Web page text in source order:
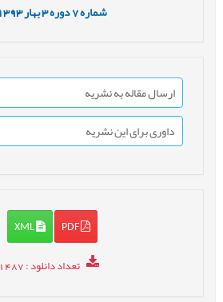
شماره7 دوره3 بهار1393
ارسال مقاله به نشریه
داوری برای این نشریه
PDF
XML
تعداد دانلود: 1487